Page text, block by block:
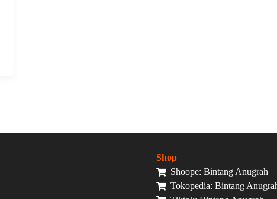
Shop
Shoope: Bintang Anugrah
Tokopedia: Bintang